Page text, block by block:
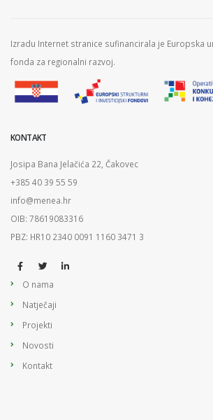
Izradu Internet stranice sufinancirala je Europska
fonda za regionalni razvoj.
KONTAKT
Josipa Bana Jelačića 22, Čakovec
+385 40 39 55 59
info@menea.hr
OIB: 78619083316
PBZ: HR10 2340 0091 1160 3471 3
O nama
Natječaji
Projekti
Novosti
Kontakt